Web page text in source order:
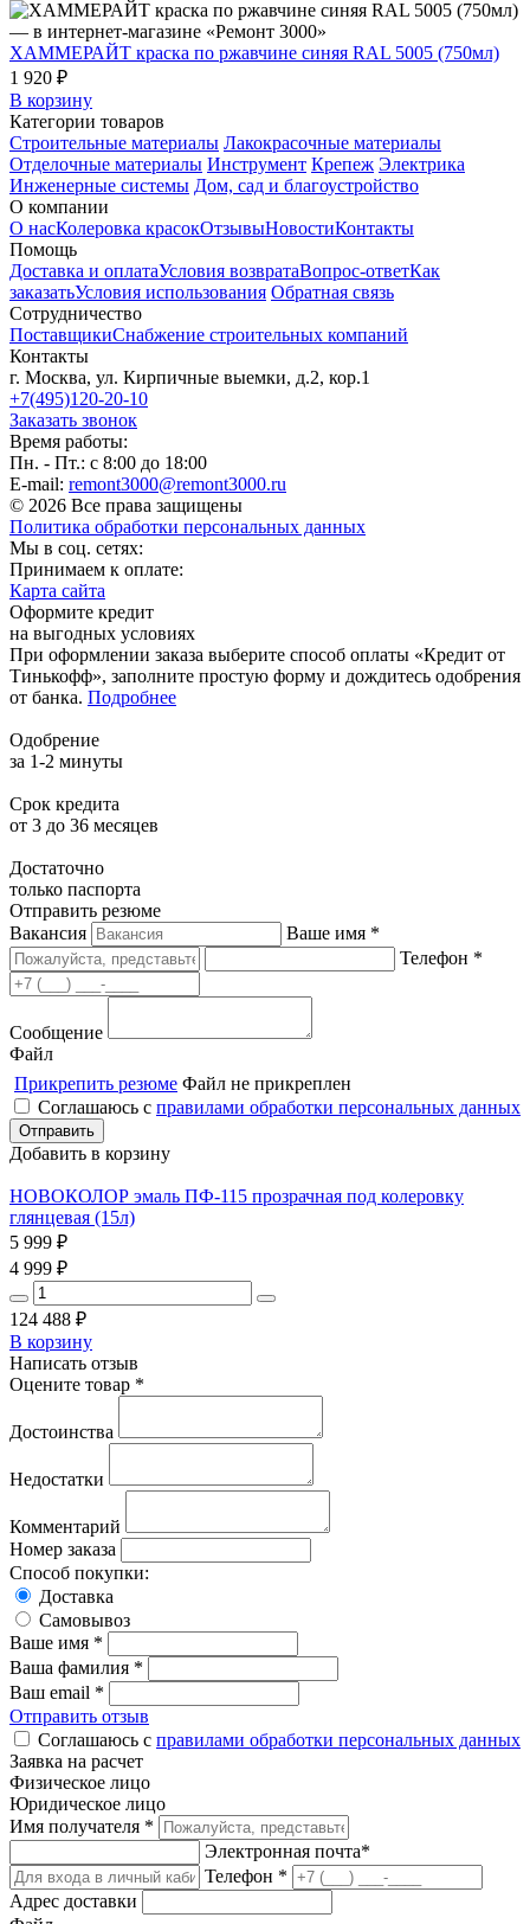
ХАММЕРАЙТ краска по ржавчине синяя RAL 5005 (750мл)
1 920 ₽
В корзину
Категории товаров
Строительные материалы Лакокрасочные материалы
Отделочные материалы Инструмент Крепеж Электрика
Инженерные системы Дом, сад и благоустройство
О компании
О насКолеровка красокОтзывыНовостиКонтакты
Помощь
Доставка и оплатаУсловия возвратаВопрос-ответКак
заказатьУсловия использования Обратная связь
Сотрудничество
ПоставщикиСнабжение строительных компаний
Контакты
г. Москва, ул. Кирпичные выемки, д.2, кор.1
+7(495)120-20-10
Заказать звонок
Время работы:
Пн. - Пт.: с 8:00 до 18:00
E-mail: remont3000@remont3000.ru
© 2026 Все права защищены
Политика обработки персональных данных
Мы в соц. сетях:
Принимаем к оплате:
Карта сайта
Оформите кредит
на выгодных условиях
При оформлении заказа выберите способ оплаты «Кредит от
Тинькофф», заполните простую форму и дождитесь одобрения
от банка. Подробнее
Одобрение
за 1-2 минуты
Срок кредита
от 3 до 36 месяцев
Достаточно
только паспорта
Отправить резюме
Вакансия
Ваше имя *
Телефон *
Сообщение
Файл
Прикрепить резюме Файл не прикреплен
Соглашаюсь с правилами обработки персональных данных
Добавить в корзину
НОВОКОЛОР эмаль ПФ-115 прозрачная под колеровку
глянцевая (15л)
5 999 ₽
4 999 ₽
124 488 ₽
В корзину
Написать отзыв
Оцените товар *
Достоинства
Недостатки
Комментарий
Номер заказа
Способ покупки:
Доставка
Самовывоз
Ваше имя *
Ваша фамилия *
Ваш email *
Отправить отзыв
Соглашаюсь с правилами обработки персональных данных
Заявка на расчет
Физическое лицо
Юридическое лицо
Имя получателя *
Электронная почта*
Телефон *
Адрес доставки